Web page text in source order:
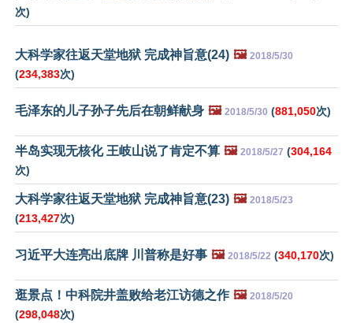
次)
大科学家往返天堂地狱 完成神旨意(24) 🖼️ 2018/5/30
(234,383次)
毛泽东的儿子孙子先后在朝鲜献身 🖼️ 2018/5/30 (881,050次)
半岛实现无核化 王岐山说了肯定不算 🖼️ 2018/5/27 (304,164
次)
大科学家往返天堂地狱 完成神旨意(23) 🖼️ 2018/5/23
(213,427次)
习近平大连亮出底牌 川普称是好事 🖼️ 2018/5/22 (340,170次)
逛景点！中科院井盖败给老江访德之作 🖼️ 2018/5/20
(298,048次)